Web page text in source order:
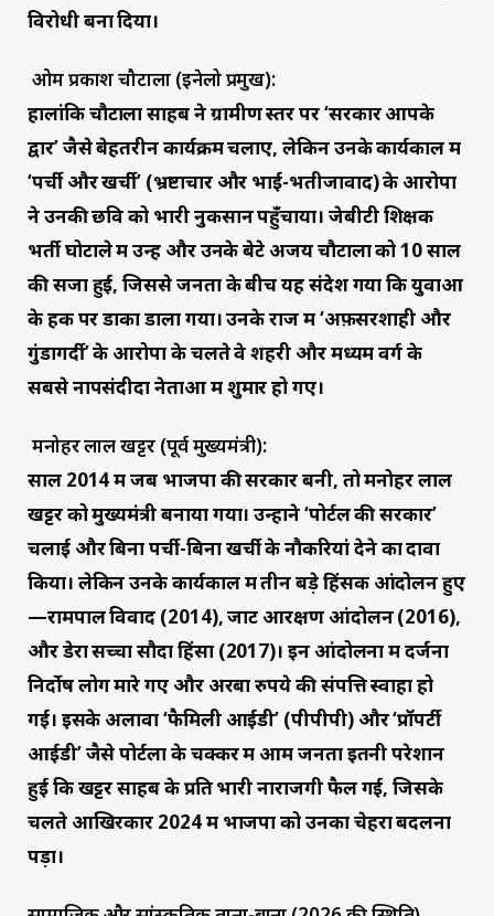
विरोधी बना दिया।
ओम प्रकाश चौटाला (इनेलो प्रमुख):
हालांकि चौटाला साहब ने ग्रामीण स्तर पर ‘सरकार आपके
द्वार’ जैसे बेहतरीन कार्यक्रम चलाए, लेकिन उनके कार्यकाल में
‘पर्ची और खर्ची’ (भ्रष्टाचार और भाई-भतीजावाद) के आरोपों
ने उनकी छवि को भारी नुकसान पहुँचाया। जेबीटी शिक्षक
भर्ती घोटाले में उन्हें और उनके बेटे अजय चौटाला को 10 साल
की सजा हुई, जिससे जनता के बीच यह संदेश गया कि युवाओं
के हक पर डाका डाला गया। उनके राज में ‘अफ़सरशाही और
गुंडागर्दी’ के आरोपों के चलते वे शहरी और मध्यम वर्ग के
सबसे नापसंदीदा नेताओं में शुमार हो गए।
मनोहर लाल खट्टर (पूर्व मुख्यमंत्री):
साल 2014 में जब भाजपा की सरकार बनी, तो मनोहर लाल
खट्टर को मुख्यमंत्री बनाया गया। उन्होंने ‘पोर्टल की सरकार’
चलाई और बिना पर्ची-बिना खर्ची के नौकरियां देने का दावा
किया। लेकिन उनके कार्यकाल में तीन बड़े हिंसक आंदोलन हुए
—रामपाल विवाद (2014), जाट आरक्षण आंदोलन (2016),
और डेरा सच्चा सौदा हिंसा (2017)। इन आंदोलनों में दर्जनों
निर्दोष लोग मारे गए और अरबों रुपये की संपत्ति स्वाहा हो
गई। इसके अलावा ‘फैमिली आईडी’ (पीपीपी) और ‘प्रॉपर्टी
आईडी’ जैसे पोर्टलों के चक्कर में आम जनता इतनी परेशान
हुई कि खट्टर साहब के प्रति भारी नाराजगी फैल गई, जिसके
चलते आखिरकार 2024 में भाजपा को उनका चेहरा बदलना
पड़ा।